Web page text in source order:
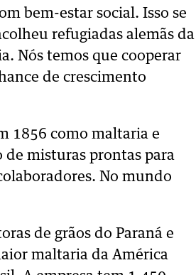
bem-estar social. Isso se
refugiadas alemãs da
Nós temos que cooperar
de crescimento
1856 como maltaria e
de misturas prontas para
No mundo
de grãos do Paraná e
maltaria da América